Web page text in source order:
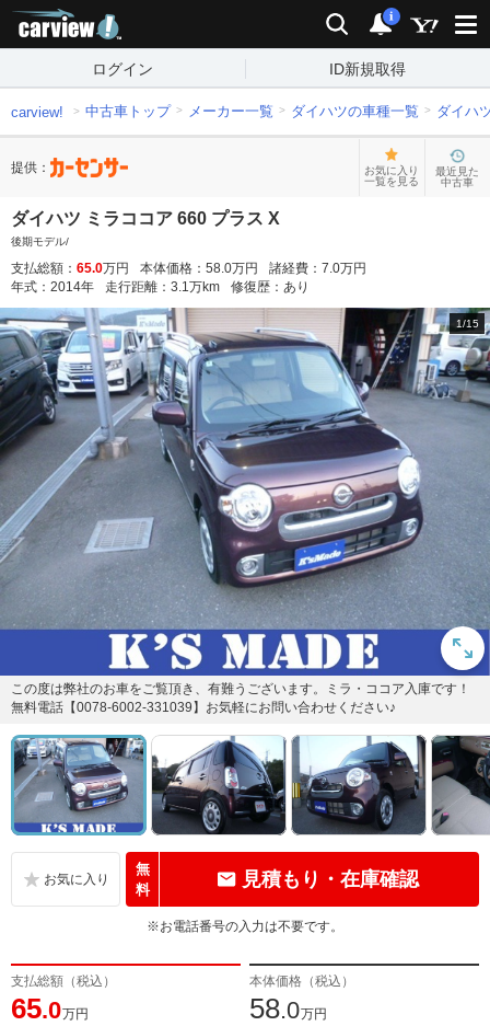
検索 通知
i
ログイン ID新規取得
carview! 中古車トップ メーカー一覧 ダイハツの車種一覧 ダイハ
提供：
お気に入り
一覧を見る
最近見た
中古車
ダイハツ ミラココア 660 プラス X
後期モデル/
支払総額： 65.0万円 本体価格： 58.0万円 諸経費： 7.0万円
年式： 2014年 走行距離： 3.1万km 修復歴： あり
1/15
この度は弊社のお車をご覧頂き、有難うございます。ミラ・ココア入庫です！
無料電話【0078-6002-331039】お気軽にお問い合わせください♪
無
料
見積もり・在庫確認
※お電話番号の入力は不要です。
支払総額（税込）
65.0万円
本体価格（税込）
58.0万円